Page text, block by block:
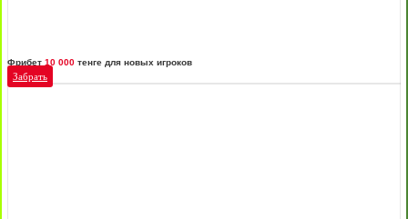
Фрибет 10 000 тенге для новых игроков
Забрать